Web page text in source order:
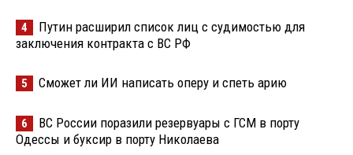
4
Путин расширил список лиц с судимостью для
заключения контракта с ВС РФ
5 Сможет ли ИИ написать оперу и спеть арию
6
ВС России поразили резервуары с ГСМ в порту
Одессы и буксир в порту Николаева